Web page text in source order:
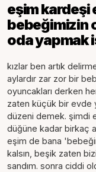
eşim kardeşi
bebeğimizin
oda yapmak
kızlar ben artık
aylardır zar zor bir
oyuncakları derken
zaten küçük bir evde
düzeni demek. şimdi
düğüne kadar birkaç
eşim de bana
kalsın, beşik zaten
sandım. sonra ciddi